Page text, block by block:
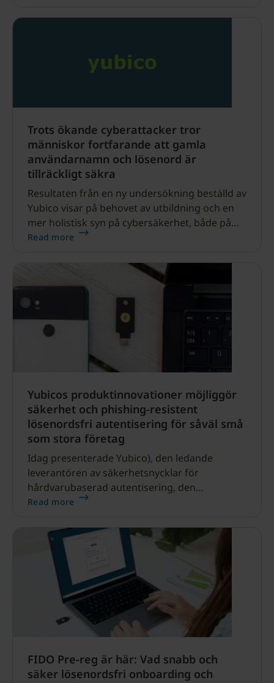
Trots ökande cyberattacker tror
människor fortfarande att gamla
användarnamn och lösenord är
tillräckligt säkra
Resultaten från en ny undersökning beställd av
Yubico visar på behovet av utbildning och en
mer holistisk syn på cybersäkerhet, både på
arbetsplatsen
Read more
Yubicos produktinnovationer möjliggör
säkerhet och phishing-resistent
lösenordsfri autentisering för såväl små
som stora företag
Idag presenterade Yubico), den ledande
leverantören av säkerhetsnycklar för
hårdvarubaserad autentisering, den
kommande versionen av YubiKey 5.
Read more
FIDO Pre-reg är här: Vad snabb och
säker lösenordsfri onboarding och